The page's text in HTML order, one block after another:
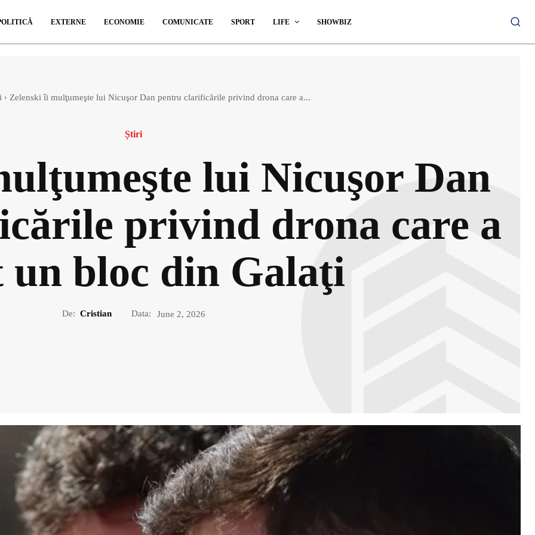
EXTERNE ECONOMIE COMUNICATE SPORT LIFE SHOWBIZ
Zelenski îi mulţumeşte lui Nicuşor Dan pentru clarificările privind drona care a...
Știri
lui Nicuşor Dan
privind drona care a
bloc din Galaţi
De: Cristian Data: June 2, 2026